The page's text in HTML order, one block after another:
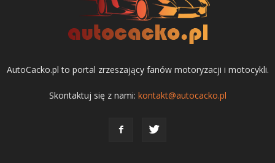
AutoCacko.pl to portal zrzeszający fanów motoryzacji i motocykli.
Skontaktuj się z nami: kontakt@autocacko.pl